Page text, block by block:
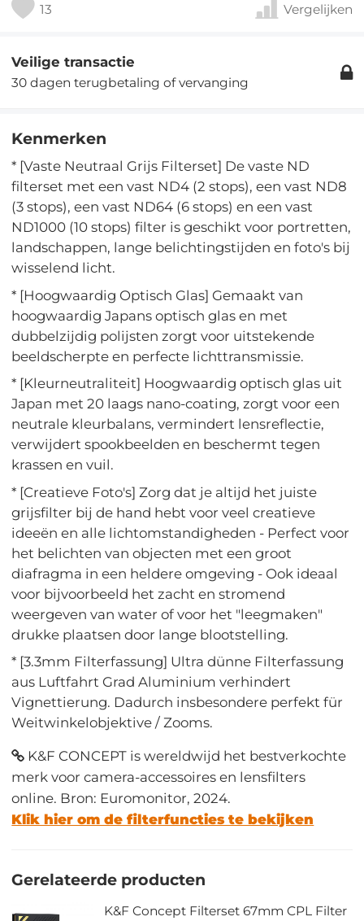
13 Vergelijken
Veilige transactie
30 dagen terugbetaling of vervanging
Kenmerken
* [Vaste Neutraal Grijs Filterset] De vaste ND
filterset met een vast ND4 (2 stops), een vast ND8
(3 stops), een vast ND64 (6 stops) en een vast
ND1000 (10 stops) filter is geschikt voor portretten,
landschappen, lange belichtingstijden en foto's bij
wisselend licht.
* [Hoogwaardig Optisch Glas] Gemaakt van
hoogwaardig Japans optisch glas en met
dubbelzijdig polijsten zorgt voor uitstekende
beeldscherpte en perfecte lichttransmissie.
* [Kleurneutraliteit] Hoogwaardig optisch glas uit
Japan met 20 laags nano-coating, zorgt voor een
neutrale kleurbalans, vermindert lensreflectie,
verwijdert spookbeelden en beschermt tegen
krassen en vuil.
* [Creatieve Foto's] Zorg dat je altijd het juiste
grijsfilter bij de hand hebt voor veel creatieve
ideeën en alle lichtomstandigheden - Perfect voor
het belichten van objecten met een groot
diafragma in een heldere omgeving - Ook ideaal
voor bijvoorbeeld het zacht en stromend
weergeven van water of voor het "leegmaken"
drukke plaatsen door lange blootstelling.
* [3.3mm Filterfassung] Ultra dünne Filterfassung
aus Luftfahrt Grad Aluminium verhindert
Vignettierung. Dadurch insbesondere perfekt für
Weitwinkelobjektive / Zooms.
K&F CONCEPT is wereldwijd het bestverkochte
merk voor camera-accessoires en lensfilters
online. Bron: Euromonitor, 2024.
Klik hier om de filterfuncties te bekijken
Gerelateerde producten
K&F Concept Filterset 67mm CPL Filter